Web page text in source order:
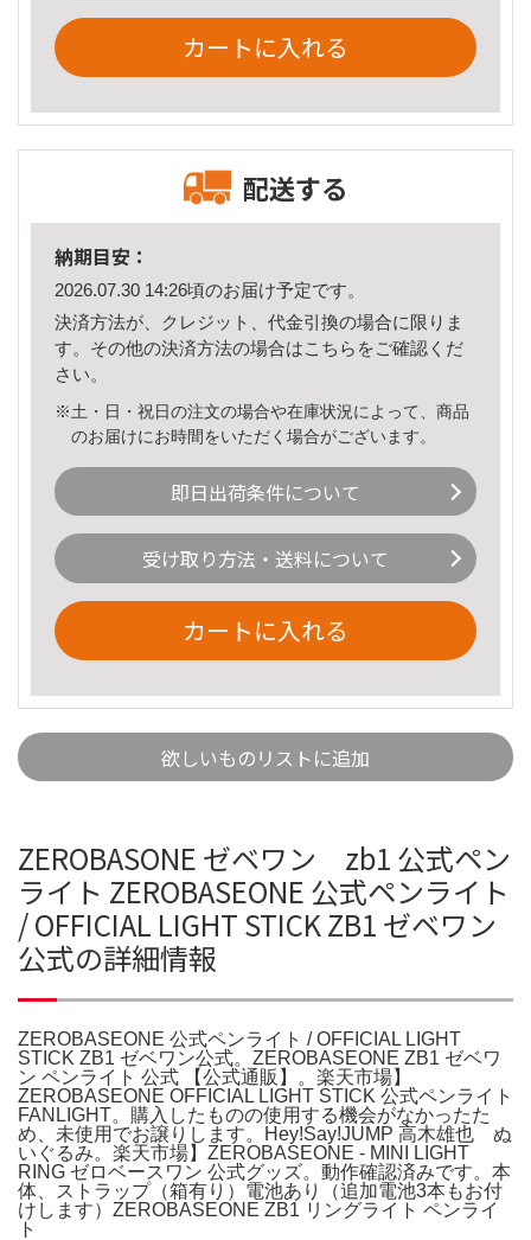
カートに入れる
配送する
納期目安：
2026.07.30 14:26頃のお届け予定です。
決済方法が、クレジット、代金引換の場合に限りま
す。その他の決済方法の場合はこちら をご確認くだ
さい。
※土・日・祝日の注文の場合や在庫状況によって、商品
のお届けにお時間をいただく場合がございます。
即日出荷条件について
受け取り方法・送料について
カートに入れる
欲しいものリストに追加
ZEROBASONE ゼベワン zb1 公式ペン
ライト ZEROBASEONE 公式ペンライト
/ OFFICIAL LIGHT STICK ZB1 ゼベワン
公式の詳細情報
ZEROBASEONE 公式ペンライト / OFFICIAL LIGHT
STICK ZB1 ゼベワン公式。ZEROBASEONE ZB1 ゼベワ
ン ペンライト 公式 【公式通販】。楽天市場】
ZEROBASEONE OFFICIAL LIGHT STICK 公式ペンライト
FANLIGHT。購入したものの使用する機会がなかったた
め、未使用でお譲りします。Hey!Say!JUMP 高木雄也 ぬ
いぐるみ。楽天市場】ZEROBASEONE - MINI LIGHT
RING ゼロベースワン 公式グッズ。動作確認済みです。本
体、ストラップ（箱有り）電池あり（追加電池3本もお付
けします）ZEROBASEONE ZB1 リングライト ペンライ
ト